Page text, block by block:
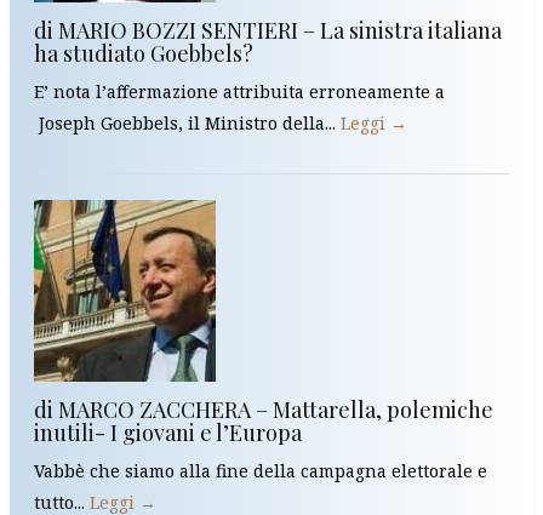
di MARIO BOZZI SENTIERI – La sinistra italiana
ha studiato Goebbels?
E’ nota l’affermazione attribuita erroneamente a
Joseph Goebbels, il Ministro della... Leggi →
di MARCO ZACCHERA – Mattarella, polemiche
inutili- I giovani e l’Europa
Vabbè che siamo alla fine della campagna elettorale e
tutto... Leggi →